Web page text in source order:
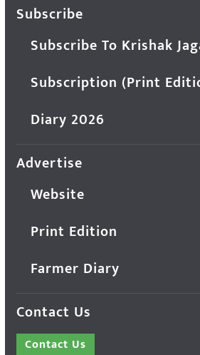
Subscribe
Subscribe To Krishak
Subscription (Print
Diary 2026
Advertise
Website
Print Edition
Farmer Diary
Contact Us
Contact Us